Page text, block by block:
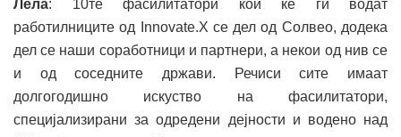
Лела: 10те фасилитатори кои ќе ги водат
работилниците од Innovate.X се дел од Солвео, додека
дел се наши соработници и партнери, а некои од нив се
и од соседните држави. Речиси сите имаат
долгогодишно искуство на фасилитатори,
специјализирани за одредени дејности и водено над